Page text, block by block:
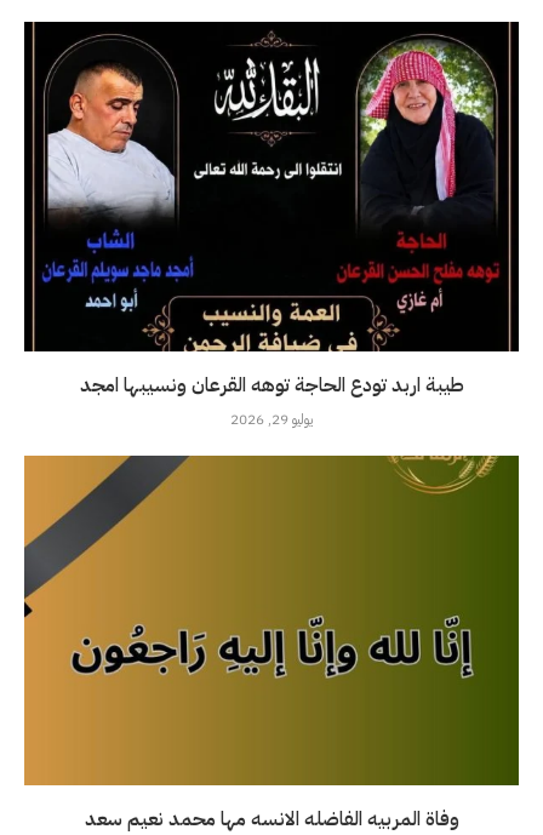
طيبة اربد تودع الحاجة توهه القرعان ونسيبها امجد
يوليو 29, 2026
وفاة المربيه الفاضله الانسه مها محمد نعيم سعد